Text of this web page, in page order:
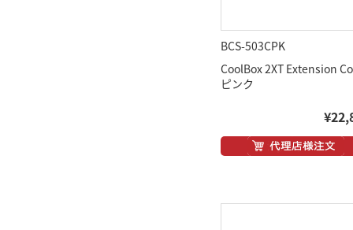
BCS-503CPK
CoolBox 2XT Extension
ピンク